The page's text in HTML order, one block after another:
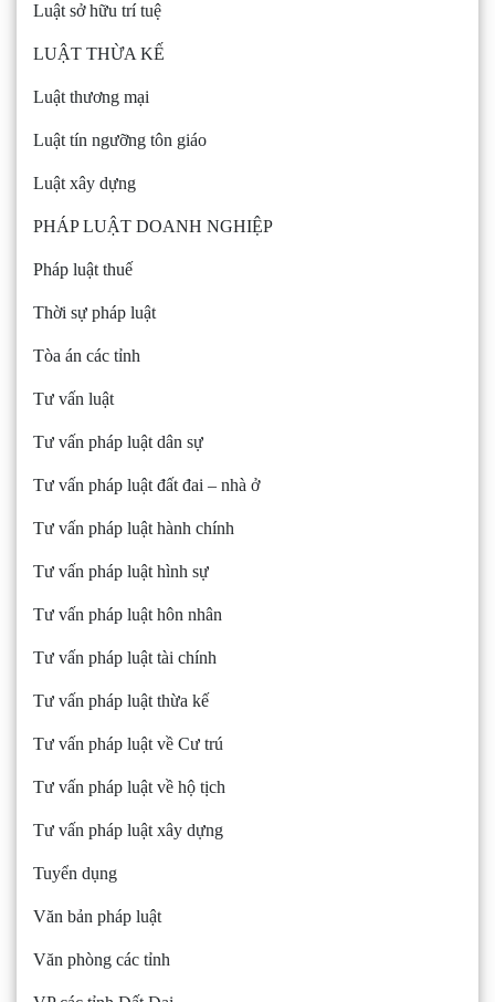
Luật sở hữu trí tuệ
LUẬT THỪA KẾ
Luật thương mại
Luật tín ngưỡng tôn giáo
Luật xây dựng
PHÁP LUẬT DOANH NGHIỆP
Pháp luật thuế
Thời sự pháp luật
Tòa án các tỉnh
Tư vấn luật
Tư vấn pháp luật dân sự
Tư vấn pháp luật đất đai – nhà ở
Tư vấn pháp luật hành chính
Tư vấn pháp luật hình sự
Tư vấn pháp luật hôn nhân
Tư vấn pháp luật tài chính
Tư vấn pháp luật thừa kế
Tư vấn pháp luật về Cư trú
Tư vấn pháp luật về hộ tịch
Tư vấn pháp luật xây dựng
Tuyển dụng
Văn bản pháp luật
Văn phòng các tỉnh